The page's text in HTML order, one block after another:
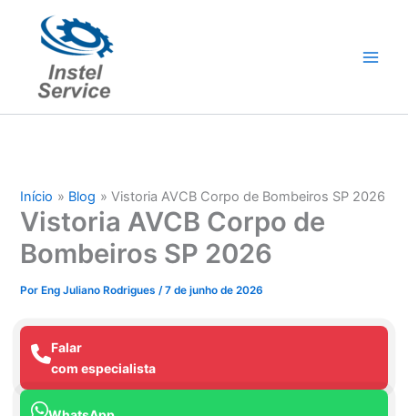
conteúdo
Início Blog Vistoria AVCB Corpo de Bombeiros SP 2026
Vistoria AVCB Corpo de
Bombeiros SP 2026
Por Eng Juliano Rodrigues/7 de junho de 2026
Falar
com especialista